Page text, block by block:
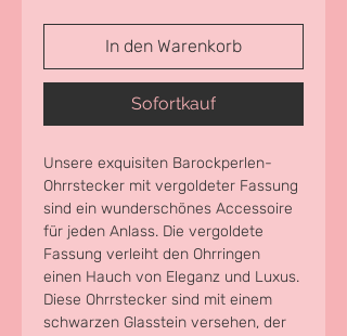
In den Warenkorb
Sofortkauf
Unsere exquisiten Barockperlen-
Ohrrstecker mit vergoldeter Fassung
sind ein wunderschönes Accessoire
für jeden Anlass. Die vergoldete
Fassung verleiht den Ohrringen
einen Hauch von Eleganz und Luxus.
Diese Ohrrstecker sind mit einem
schwarzen Glasstein versehen, der